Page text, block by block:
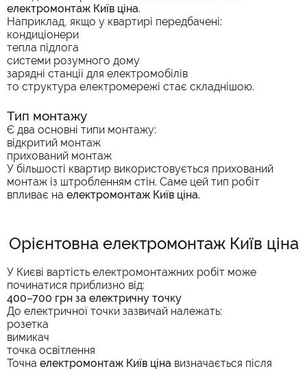
електромонтаж Київ ціна.
Наприклад, якщо у квартирі передбачені:
кондиціонери
тепла підлога
системи розумного дому
зарядні станції для електромобілів
то структура електромережі стає складнішою.
Тип монтажу
Є два основні типи монтажу:
відкритий монтаж
прихований монтаж
У більшості квартир використовується прихований
монтаж із штробленням стін. Саме цей тип робіт
впливає на електромонтаж Київ ціна.
Орієнтовна електромонтаж Київ ціна
У Києві вартість електромонтажних робіт може
починатися приблизно від:
400–700 грн за електричну точку
До електричної точки зазвичай належать:
розетка
вимикач
точка освітлення
Точна електромонтаж Київ ціна визначається після